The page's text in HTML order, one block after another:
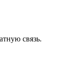
связь.